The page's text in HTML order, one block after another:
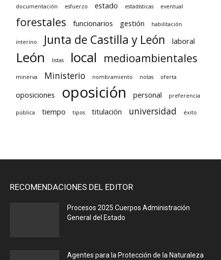
documentación esfuerzo estado estadísticas eventual
forestales funcionarios gestión habilitación
interino Junta de Castilla y León laboral
León listas local medioambientales
minerva Ministerio nombramiento notas oferta
oposiciones oposición personal preferencia
pública tiempo tipos titulación universidad éxito
RECOMENDACIONES DEL EDITOR
Procesos 2025 Cuerpos Administración
General del Estado
Agentes para la Protección de la Naturaleza